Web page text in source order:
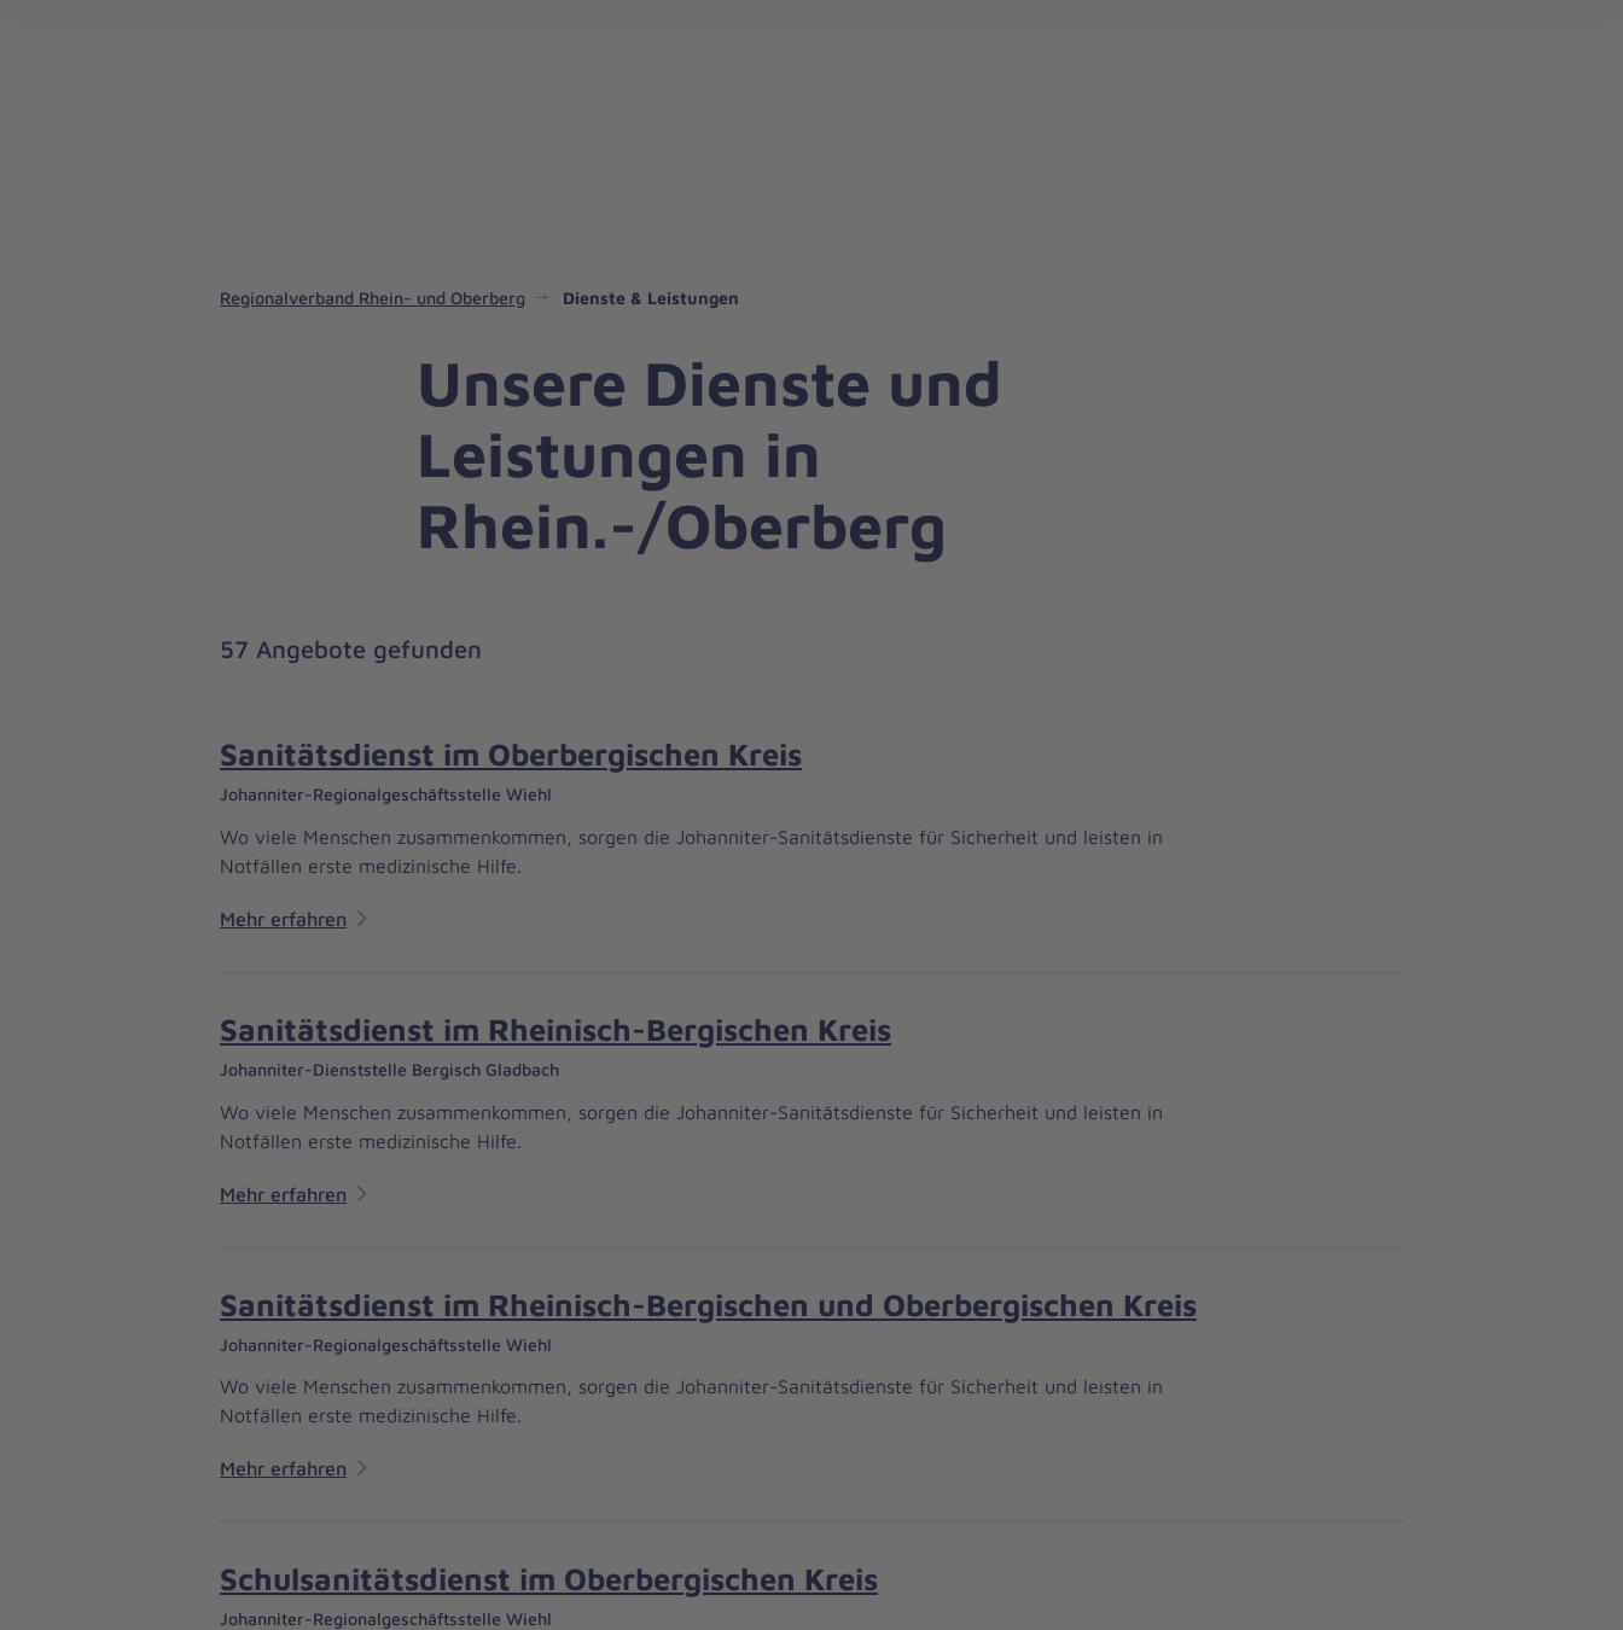
Regionalverband Rhein- und Oberberg Dienste & Leistungen
Unsere Dienste und
Leistungen in
Rhein.-/Oberberg
57 Angebote gefunden
Sanitätsdienst im Oberbergischen Kreis
Johanniter-Regionalgeschäftsstelle Wiehl
Wo viele Menschen zusammenkommen, sorgen die Johanniter-Sanitätsdienste für Sicherheit und leisten in
Notfällen erste medizinische Hilfe.
Mehr erfahren
Sanitätsdienst im Rheinisch-Bergischen Kreis
Johanniter-Dienststelle Bergisch Gladbach
Wo viele Menschen zusammenkommen, sorgen die Johanniter-Sanitätsdienste für Sicherheit und leisten in
Notfällen erste medizinische Hilfe.
Mehr erfahren
Sanitätsdienst im Rheinisch-Bergischen und Oberbergischen Kreis
Johanniter-Regionalgeschäftsstelle Wiehl
Wo viele Menschen zusammenkommen, sorgen die Johanniter-Sanitätsdienste für Sicherheit und leisten in
Notfällen erste medizinische Hilfe.
Mehr erfahren
Schulsanitätsdienst im Oberbergischen Kreis
Johanniter-Regionalgeschäftsstelle Wiehl